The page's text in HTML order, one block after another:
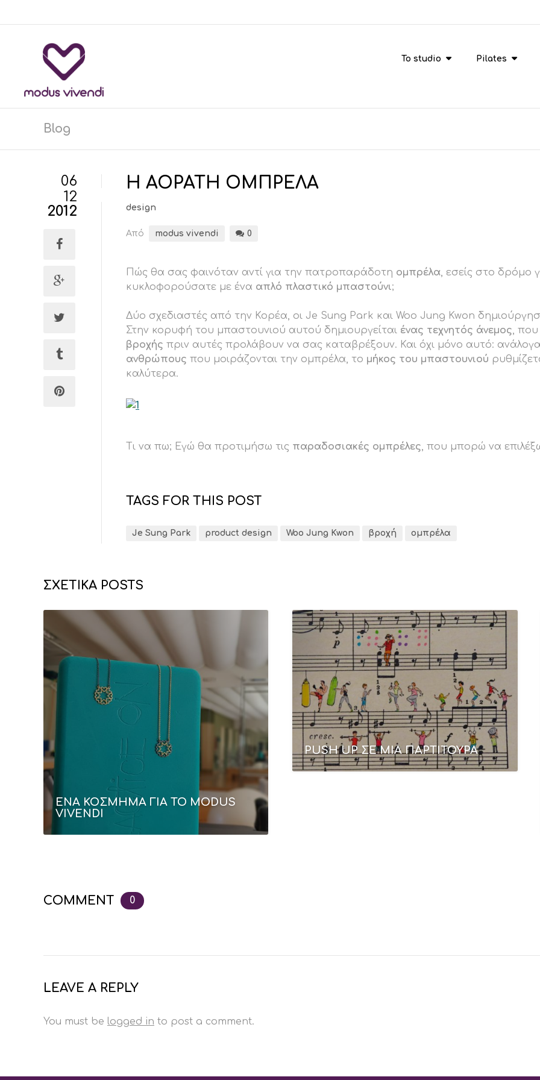
To studio Pilates
Blog
06
12
2012
Η ΑΟΡΑΤΗ ΟΜΠΡΕΛΑ
design
Από modus vivendi 0
Πώς θα σας φαινόταν αντί για την πατροπαράδοτη ομπρέλα, εσείς στο δρόμο
κυκλοφορούσατε με ένα απλό πλαστικό μπαστούνι;
Δύο σχεδιαστές από την Κορέα, οι Je Sung Park και Woo Jung Kwon
Στην κορυφή του μπαστουνιού αυτού δημιουργείται ένας τεχνητός άνεμος,
βροχής πριν αυτές προλάβουν να σας καταβρέξουν. Και όχι μόνο αυτό:
ανθρώπους που μοιράζονται την ομπρέλα, το μήκος του μπαστουνιού
καλύτερα.
Τι να πω; Εγώ θα προτιμήσω τις παραδοσιακές ομπρέλες, που μπορώ να
TAGS FOR THIS POST
Je Sung Park product design Woo Jung Kwon βροχή ομπρέλα
ΣΧΕΤΙΚΑ POSTS
ΕΝΑ ΚΟΣΜΗΜΑ ΓΙΑ ΤΟ MODUS
VIVENDI
PUSH UP ΣΕ ΜΙΑ ΠΑΡΤΙΤΟΥΡΑ
COMMENT 0
LEAVE A REPLY
You must be logged in to post a comment.